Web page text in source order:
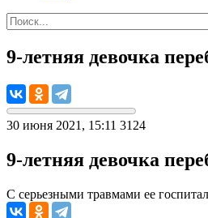
9-летняя девочка
30 июня 2021, 15:11 3124
9-летняя девочка
С серьезными травмами ее